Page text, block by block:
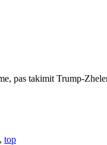
pas takimit Trump-
, top